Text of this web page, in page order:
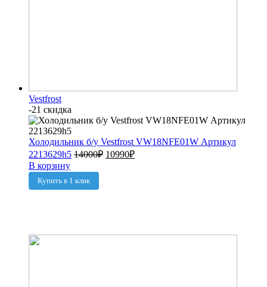
Vestfrost
-21 скидка
Холодильник б/у Vestfrost VW18NFE01W Артикул
2213629h5 14000₽ 10990₽
В корзину
Купить в 1 клик